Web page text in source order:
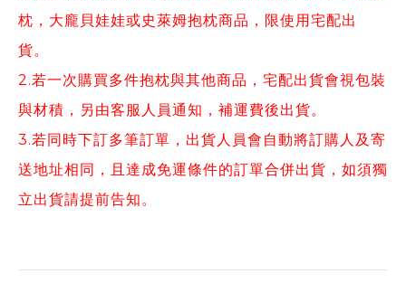
枕，大龐貝娃娃或史萊姆抱枕商品，限使用宅配出
貨。
2.若一次購買多件抱枕與其他商品，宅配出貨會視包裝
與材積，另由客服人員通知，補運費後出貨。
3.若同時下訂多筆訂單，出貨人員會自動將訂購人及寄
送地址相同，且達成免運條件的訂單合併出貨，如須獨
立出貨請提前告知。